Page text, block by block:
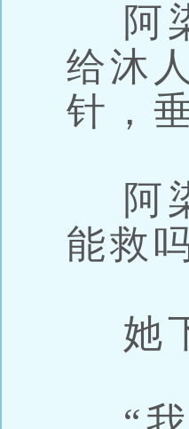
阿
给沐
针，
阿
能救
她